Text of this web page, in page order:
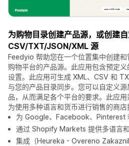
为购物目录创建产品源，或创建
CSV/TXT/JSON/XML 源
Feedyio 帮助您在一个位置集中创建
购物平台的产品源。此应用包含预定
设置。此应用可生成 XML、CSV 和
与您的产品目录同步。您可以自定义
品，从而满足各个平台的要求。此应
为使用多种语言和货币进行销售的商店
为 Google、Facebook、Pinterest
通过 Shopify Markets 提供多语言
集成（Heureka - Overeno